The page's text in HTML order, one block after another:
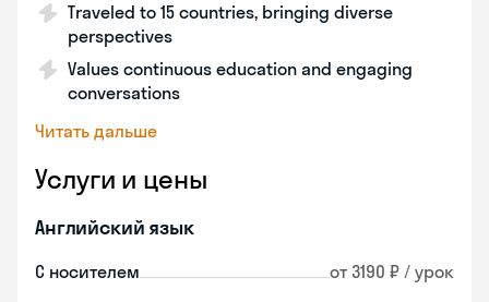
Traveled to 15 countries, bringing diverse
perspectives
Values continuous education and engaging
conversations
Читать дальше
Услуги и цены
Английский язык
С носителем от 3190 ₽ / урок